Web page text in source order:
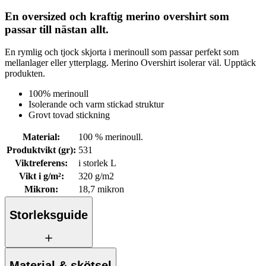
En oversized och kraftig merino overshirt som
passar till nästan allt.
En rymlig och tjock skjorta i merinoull som passar perfekt som
mellanlager eller ytterplagg. Merino Overshirt isolerar väl. Upptäck
produkten.
100% merinoull
Isolerande och varm stickad struktur
Grovt tovad stickning
Material:
100 % merinoull.
Produktvikt (gr): 531
Viktreferens:
i storlek L
Vikt i g/m²:
320 g/m2
Mikron: 18,7 mikron
Storleksguide